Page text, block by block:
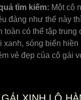
tìm kiếm: Một cô
đàng như thế này
toàn có thể tập trung
sóng biển hiền
vẻ đẹp của cô gái